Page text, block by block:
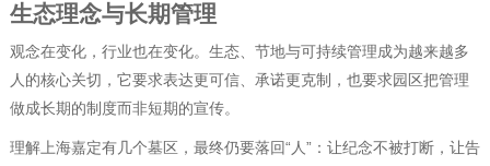
生态理念与长期管理
观念在变化，行业也在变化。生态、节地与可持续管理成为越来越多
人的核心关切，它要求表达更可信、承诺更克制，也要求园区把管理
做成长期的制度而非短期的宣传。
理解上海嘉定有几个墓区，最终仍要落回“人”：让纪念不被打断，让告